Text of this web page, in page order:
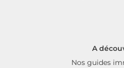
A
Nos guides